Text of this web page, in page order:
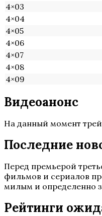
4×03
4×04
4×05
4×06
4×07
4×08
4×09
Видеоанонс
На данный момент
Последние
Перед премьерой
фильмов и сериалов
милым и определенно
Рейтинги